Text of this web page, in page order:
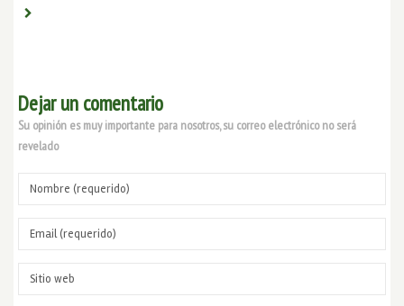
Dejar un comentario
Su opinión es muy importante para nosotros, su correo electrónico no será
revelado